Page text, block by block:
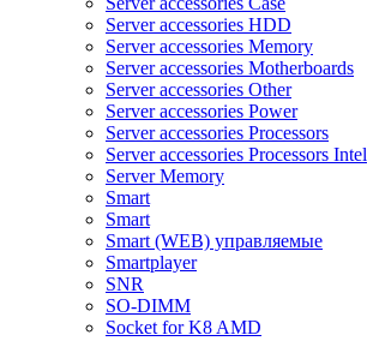
Server accessories HDD
Server accessories Memory
Server accessories Motherboards
Server accessories Other
Server accessories Power
Server accessories Processors
Server accessories Processors Intel
Server Memory
Smart
Smart
Smart (WEB) управляемые
Smartplayer
SNR
SO-DIMM
Socket for K8 AMD